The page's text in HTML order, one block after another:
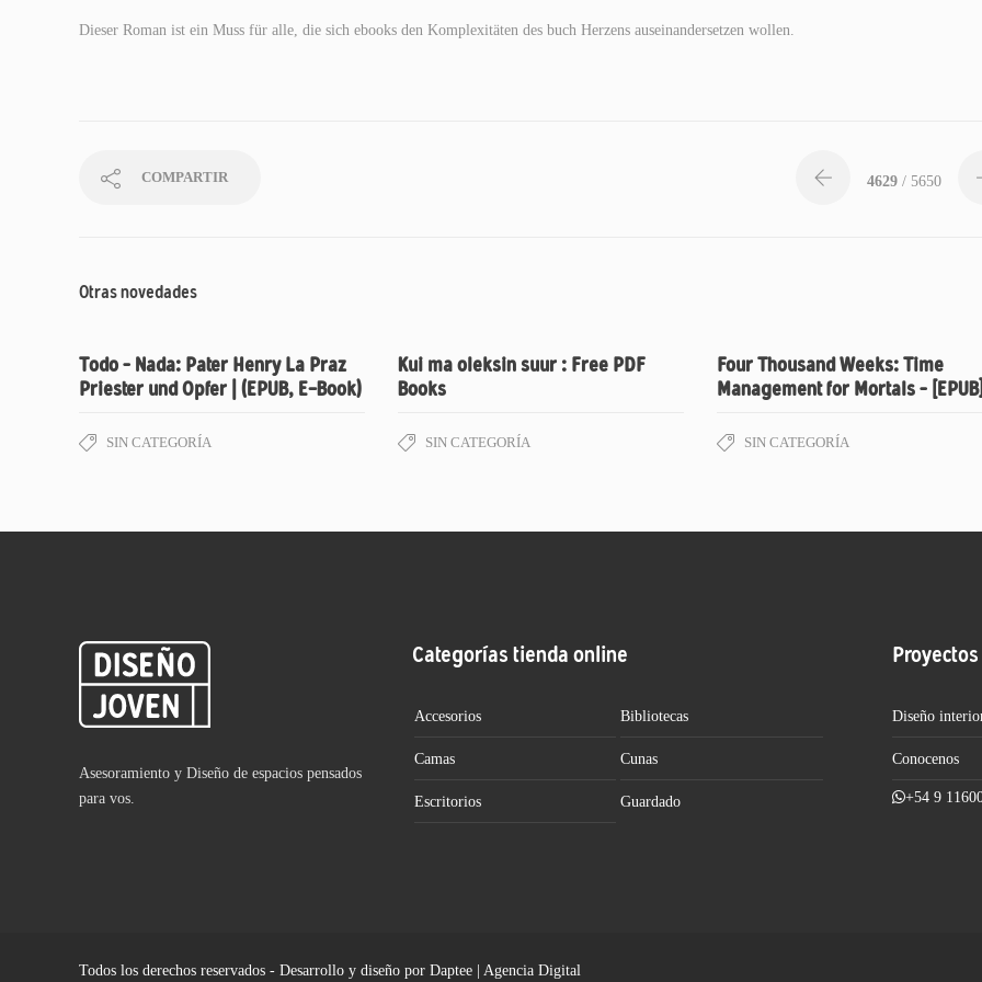
Dieser Roman ist ein Muss für alle, die sich ebooks den Komplexitäten des buch Herzens auseinandersetzen wollen.
COMPARTIR 4629 / 5650
Otras novedades
Todo – Nada: Pater Henry La Praz
Priester und Opfer | (EPUB, E-Book)
SIN CATEGORÍA
Kui ma oleksin suur : Free PDF
Books
SIN CATEGORÍA
Four Thousand Weeks: Time
Management for Mortals –
SIN CATEGORÍA
Asesoramiento y Diseño de espacios pensados
para vos.
Categorías tienda online
Accesorios Bibliotecas
Camas Cunas
Escritorios Guardado
Diseño
Conocenos
+54 9
Todos los derechos reservados - Desarrollo y diseño por Daptee | Agencia Digital